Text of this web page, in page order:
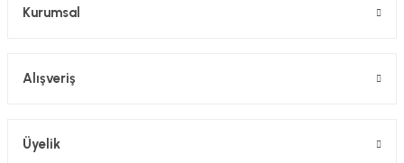
Kurumsal
Alışveriş
Üyelik